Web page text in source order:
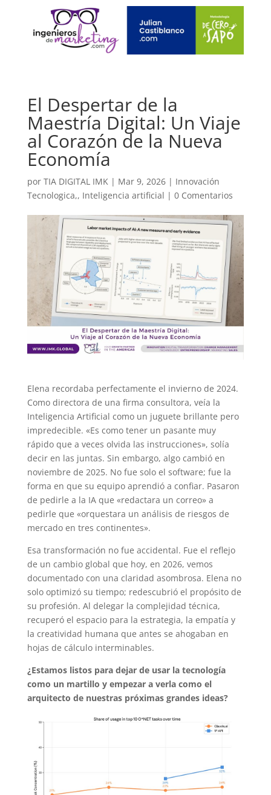
El Despertar de la
Maestría Digital: Un Viaje
al Corazón de la Nueva
Economía
por TIA DIGITAL IMK | Mar 9, 2026| Innovación
Tecnologica,, Inteligencia artificial | 0 Comentarios
Elena recordaba perfectamente el invierno de 2024.
Como directora de una firma consultora, veía la
Inteligencia Artificial como un juguete brillante pero
impredecible. «Es como tener un pasante muy
rápido que a veces olvida las instrucciones», solía
decir en las juntas. Sin embargo, algo cambió en
noviembre de 2025. No fue solo el software; fue la
forma en que su equipo aprendió a confiar. Pasaron
de pedirle a la IA que «redactara un correo» a
pedirle que «orquestara un análisis de riesgos de
mercado en tres continentes».
Esa transformación no fue accidental. Fue el reflejo
de un cambio global que hoy, en 2026, vemos
documentado con una claridad asombrosa. Elena no
solo optimizó su tiempo; redescubrió el propósito de
su profesión. Al delegar la complejidad técnica,
recuperó el espacio para la estrategia, la empatía y
la creatividad humana que antes se ahogaban en
hojas de cálculo interminables.
¿Estamos listos para dejar de usar la tecnología
como un martillo y empezar a verla como el
arquitecto de nuestras próximas grandes ideas?